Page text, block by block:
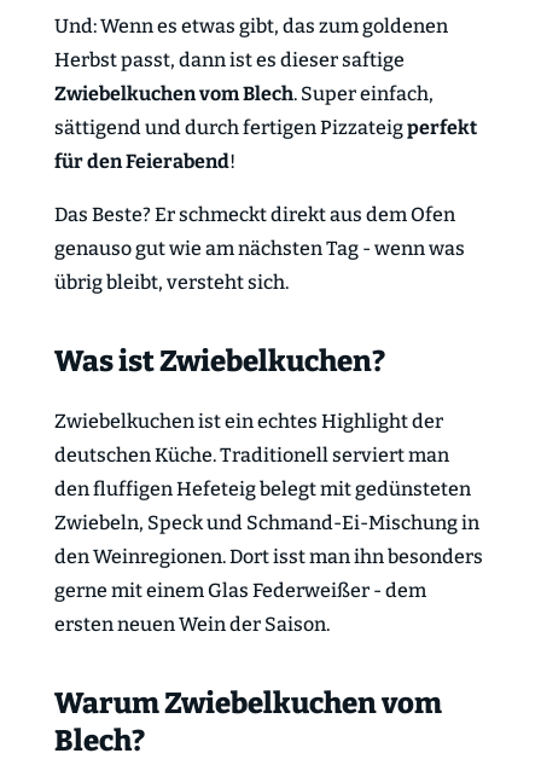
Und: Wenn es etwas gibt, das zum goldenen
Herbst passt, dann ist es dieser saftige
Zwiebelkuchen vom Blech. Super einfach,
sättigend und durch fertigen Pizzateigperfekt
für den Feierabend!
Das Beste? Er schmeckt direkt aus dem Ofen
genauso gut wie am nächsten Tag - wenn was
übrig bleibt, versteht sich.
Was ist Zwiebelkuchen?
Zwiebelkuchen ist ein echtes Highlight der
deutschen Küche. Traditionell serviert man
den fluffigen Hefeteig belegt mit gedünsteten
Zwiebeln, Speck und Schmand-Ei-Mischung in
den Weinregionen. Dort isst man ihn besonders
gerne mit einem Glas Federweißer - dem
ersten neuen Wein der Saison.
Warum Zwiebelkuchen vom
Blech?